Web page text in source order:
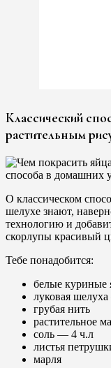
Классический
растительным
О классическом
шелухе знают,
технологию и
скорлупы красивый
Тебе понадобится:
белые
луковая шелуха
грубая нить
растительное
соль — 4 ч.л
листья
марля